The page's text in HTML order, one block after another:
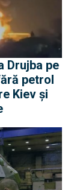
Drujba pe
petrol
Kiev și